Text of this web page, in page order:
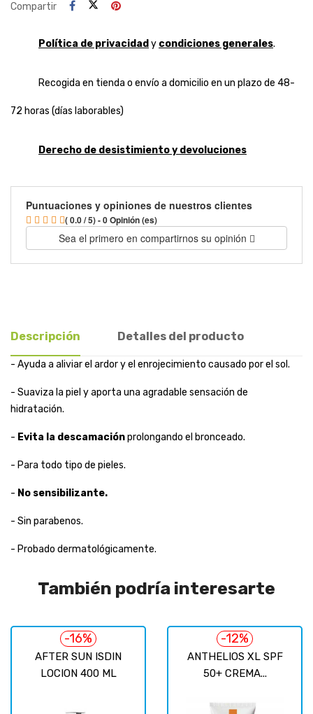
Compartir
Política de privacidady condiciones generales.
Recogida en tienda o envío a domicilio en un plazo de 48-
72 horas (días laborables)
Derecho de desistimiento y devoluciones
Puntuaciones y opiniones de nuestros clientes
( 0.0 / 5) - 0 Opinión (es)
Sea el primero en compartirnos su opinión
Descripción Detalles del producto
- Ayuda a aliviar el ardor y el enrojecimiento causado por el sol.
- Suaviza la piel y aporta una agradable sensación de
hidratación.
- Evita la descamaciónprolongando el bronceado.
- Para todo tipo de pieles.
- No sensibilizante.
- Sin parabenos.
- Probado dermatológicamente.
También podría interesarte
AFTER SUN ISDIN
LOCION 400 ML
-16%
ANTHELIOS XL SPF
50+ CREMA...
-12%